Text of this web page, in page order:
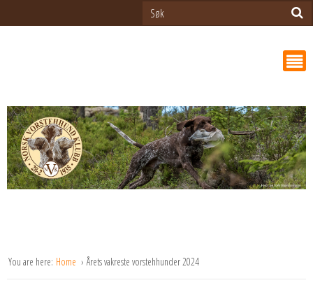
You are here: Home Årets vakreste vorstehhunder 2024